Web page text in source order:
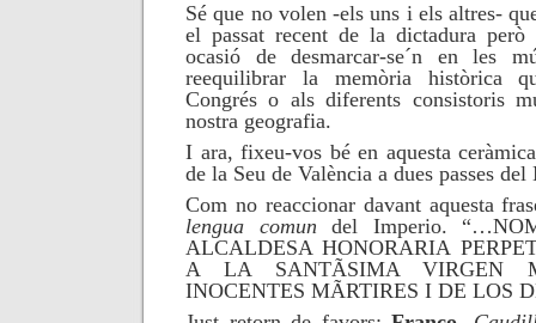
Sé que no volen -els uns i els altres-
el passat recent de la dictadura
ocasió de desmarcar-se´n en les
reequilibrar la memòria històrica
Congrés o als diferents consistoris
nostra geografia.
I ara, fixeu-vos bé en aquesta
de la Seu de València a dues passes
Com no reaccionar davant aquesta
lengua comun del Imperio.
ALCALDESA HONORARIA
A LA SANTÃSIMA VIRGEN
INOCENTES MÃRTIRES I DE LOS